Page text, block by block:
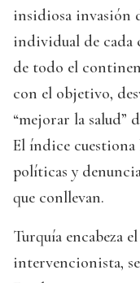
insidiosa invasión
individual de cada
de todo el
con el objetivo,
“mejorar la salud”
El índice cuestiona
políticas y
que conllevan.
Turquía encabeza
intervencionista,